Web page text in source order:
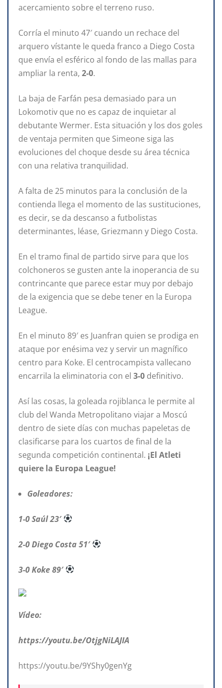
acercamiento sobre el terreno ruso.
Corría el minuto 47′ cuando un rechace del
arquero vístante le queda franco a Diego Costa
que envía el esférico al fondo de las mallas para
ampliar la renta, 2-0.
La baja de Farfán pesa demasiado para un
Lokomotiv que no es capaz de inquietar al
debutante Wermer. Esta situación y los dos goles
de ventaja permiten que Simeone siga las
evoluciones del choque desde su área técnica
con una relativa tranquilidad.
A falta de 25 minutos para la conclusión de la
contienda llega el momento de las sustituciones,
es decir, se da descanso a futbolistas
determinantes, léase, Griezmann y Diego Costa.
En el tramo final de partido sirve para que los
colchoneros se gusten ante la inoperancia de su
contrincante que parece estar muy por debajo
de la exigencia que se debe tener en la Europa
League.
En el minuto 89′ es Juanfran quien se prodiga en
ataque por enésima vez y servir un magnífico
centro para Koke. El centrocampista vallecano
encarrila la eliminatoria con el 3-0 definitivo.
Así las cosas, la goleada rojiblanca le permite al
club del Wanda Metropolitano viajar a Moscú
dentro de siete días con muchas papeletas de
clasificarse para los cuartos de final de la
segunda competición continental. ¡El Atleti
quiere la Europa League!
Goleadores:
1-0 Saúl 23′
2-0 Diego Costa 51′
3-0 Koke 89′
Vídeo:
https://youtu.be/OtjgNiLAJIA
https://youtu.be/9YShy0genYg